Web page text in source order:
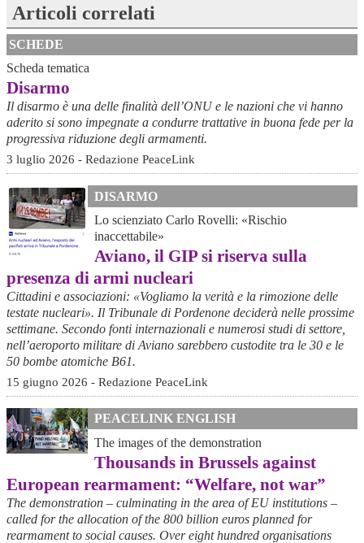
Articoli correlati
SCHEDE
Scheda tematica
Disarmo
Il disarmo è una delle finalità dell’ONU e le nazioni che vi hanno
aderito si sono impegnate a condurre trattative in buona fede per la
progressiva riduzione degli armamenti.
3 luglio 2026 - Redazione PeaceLink
DISARMO
Lo scienziato Carlo Rovelli: «Rischio
inaccettabile»
Aviano, il GIP si riserva sulla
presenza di armi nucleari
Cittadini e associazioni: «Vogliamo la verità e la rimozione delle
testate nucleari». Il Tribunale di Pordenone deciderà nelle prossime
settimane. Secondo fonti internazionali e numerosi studi di settore,
nell’aeroporto militare di Aviano sarebbero custodite tra le 30 e le
50 bombe atomiche B61.
15 giugno 2026 - Redazione PeaceLink
PEACELINK ENGLISH
The images of the demonstration
Thousands in Brussels against
European rearmament: “Welfare, not war”
The demonstration – culminating in the area of EU institutions –
called for the allocation of the 800 billion euros planned for
rearmament to social causes. Over eight hundred organisations